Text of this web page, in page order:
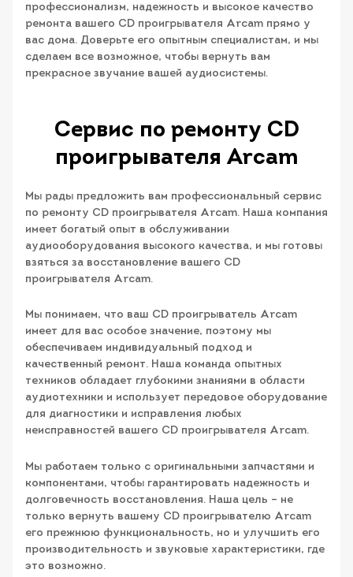
профессионализм, надежность и высокое качество
ремонта вашего CD проигрывателя Arcam прямо у
вас дома. Доверьте его опытным специалистам, и мы
сделаем все возможное, чтобы вернуть вам
прекрасное звучание вашей аудиосистемы.
Сервис по ремонту CD
проигрывателя Arcam
Мы рады предложить вам профессиональный сервис
по ремонту CD проигрывателя Arcam. Наша компания
имеет богатый опыт в обслуживании
аудиооборудования высокого качества, и мы готовы
взяться за восстановление вашего CD
проигрывателя Arcam.
Мы понимаем, что ваш CD проигрыватель Arcam
имеет для вас особое значение, поэтому мы
обеспечиваем индивидуальный подход и
качественный ремонт. Наша команда опытных
техников обладает глубокими знаниями в области
аудиотехники и использует передовое оборудование
для диагностики и исправления любых
неисправностей вашего CD проигрывателя Arcam.
Мы работаем только с оригинальными запчастями и
компонентами, чтобы гарантировать надежность и
долговечность восстановления. Наша цель – не
только вернуть вашему CD проигрывателю Arcam
его прежнюю функциональность, но и улучшить его
производительность и звуковые характеристики, где
это возможно.